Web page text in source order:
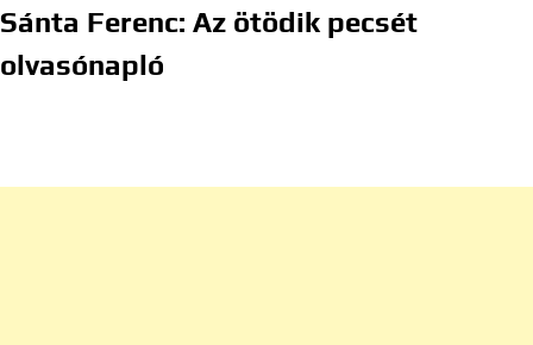
Sánta Ferenc: Az ötödik pecsét
olvasónapló